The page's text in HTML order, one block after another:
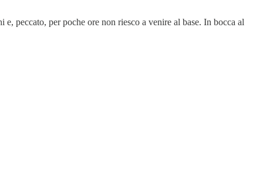
peccato, per poche ore non riesco a venire al base. In bocca al